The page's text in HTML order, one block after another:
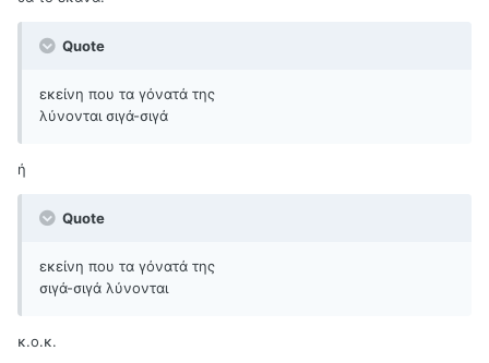
Quote
εκείνη που τα γόνατά της
λύνονται σιγά-σιγά
ή
Quote
εκείνη που τα γόνατά της
σιγά-σιγά λύνονται
κ.ο.κ.